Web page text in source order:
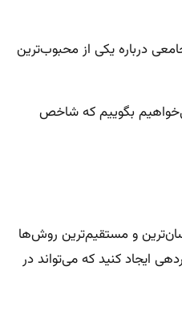
درباره یکی از محبوب‌ترین
بگوییم که شاخص
و مستقیم‌ترین روش‌ها
ایجاد کنید که می‌تواند در